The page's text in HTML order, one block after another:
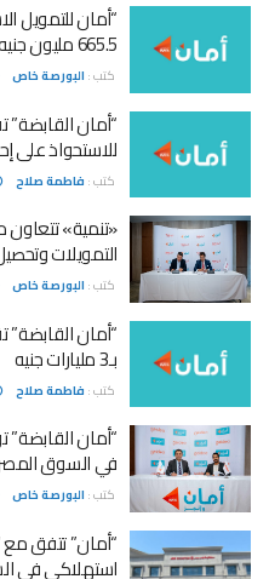
“أمان للتمويل
665.5 مليون جنيه
كتب : البورصة خاص
للاستحواذ على
كتب : فاطمة صلاح
«تنمية»
التمويلات
كتب : البورصة خاص
“أمان
بـ3 مليارات جنيه
كتب : فاطمة صلاح
“أمان القابضة”
في السوق
كتب : البورصة خاص
“أمان” تتفق
استهلاكى فى